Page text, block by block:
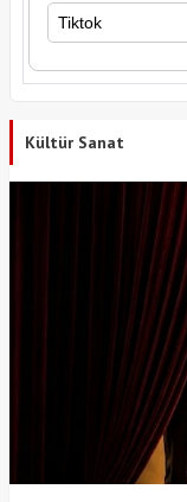
Tiktok
Kültür Sanat